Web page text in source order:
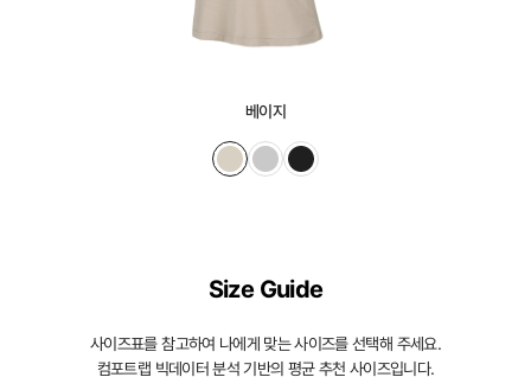
베이지
Size Guide
사이즈표를 참고하여 나에게 맞는 사이즈를 선택해 주세요.
컴포트랩 빅데이터 분석 기반의 평균 추천 사이즈입니다.